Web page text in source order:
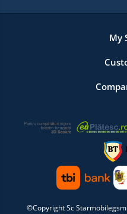
My
©Copyright Sc